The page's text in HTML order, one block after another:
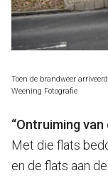
Toen de brandweer
Weening Fotografie
“Ontruiming
Met die flats
en de flats aan